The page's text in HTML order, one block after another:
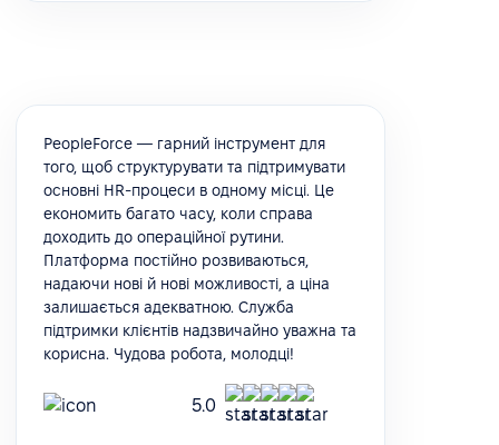
PeopleForce — гарний інструмент для
того, щоб структурувати та підтримувати
основні HR-процеси в одному місці. Це
економить багато часу, коли справа
доходить до операційної рутини.
Платформа постійно розвиваються,
надаючи нові й нові можливості, а ціна
залишається адекватною. Служба
підтримки клієнтів надзвичайно уважна та
корисна. Чудова робота, молодці!
5.0